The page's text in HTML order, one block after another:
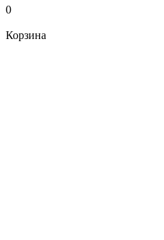
0
Корзина